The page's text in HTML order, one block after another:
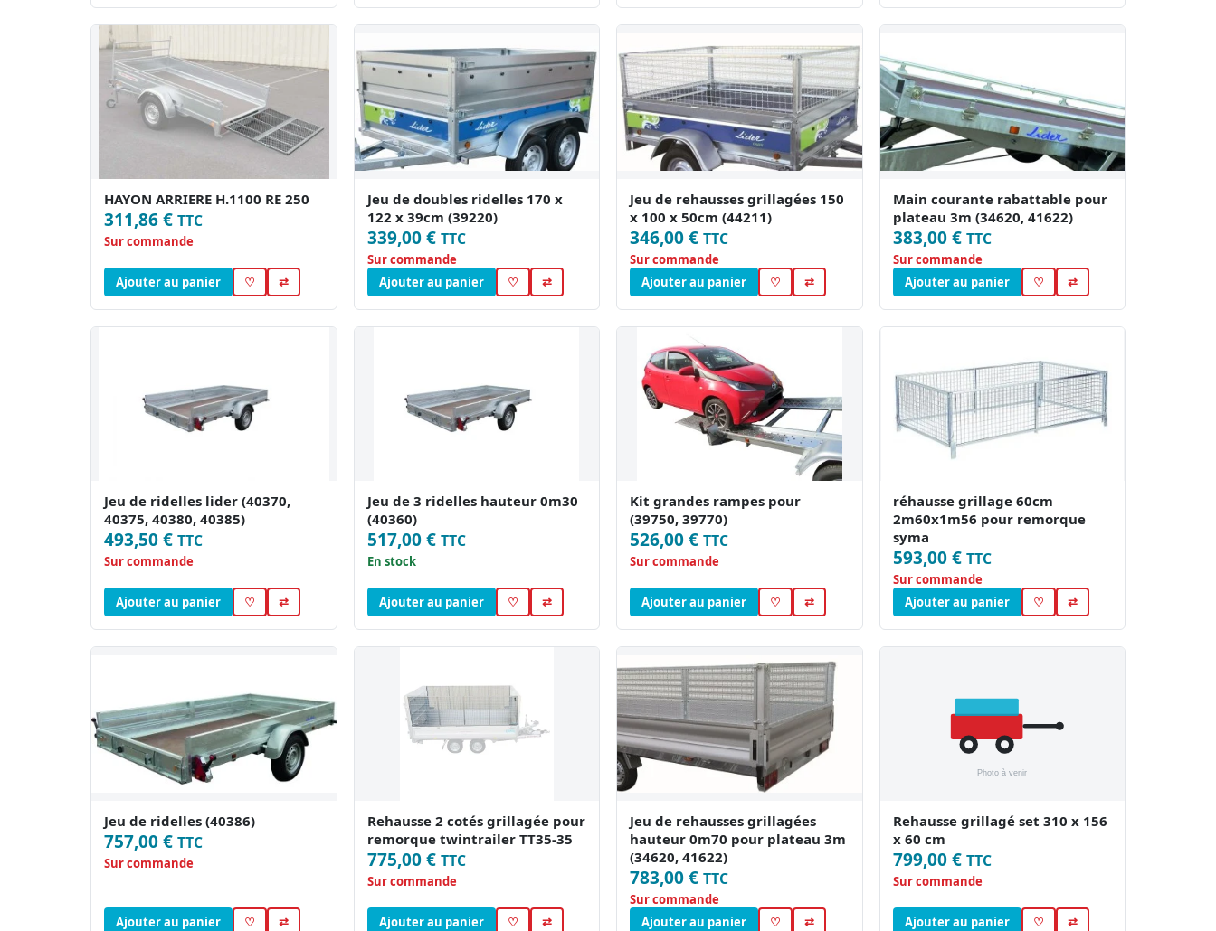
HAYON ARRIERE H.1100 RE 250
311,86 € TTC
Sur commande
Ajouter au panier ♡ ⇄
Jeu de doubles ridelles 170 x
122 x 39cm (39220)
339,00 € TTC
Sur commande
Ajouter au panier
♡ ⇄
Jeu de rehausses grillagées 150
x 100 x 50cm (44211)
346,00 € TTC
Sur commande
Ajouter au panier
♡ ⇄
Main courante rabattable pour
plateau 3m (34620, 41622)
383,00 € TTC
Sur commande
Ajouter au panier
♡ ⇄
Jeu de ridelles lider (40370,
40375, 40380, 40385)
493,50 € TTC
Sur commande
Ajouter au panier ♡ ⇄
Jeu de 3 ridelles hauteur 0m30
(40360)
517,00 € TTC
En stock
Ajouter au panier ♡ ⇄
Kit grandes rampes pour
(39750, 39770)
526,00 € TTC
Sur commande
Ajouter au panier ♡ ⇄
réhausse grillage 60cm
2m60x1m56 pour remorque
syma
593,00 € TTC
Sur commande
Ajouter au panier
♡ ⇄
Jeu de ridelles (40386)
757,00 € TTC
Sur commande
Ajouter au panier ♡ ⇄
Rehausse 2 cotés grillagée pour
remorque twintrailer TT35-35
775,00 € TTC
Sur commande
Ajouter au panier ♡ ⇄
Jeu de rehausses grillagées
hauteur 0m70 pour plateau 3m
(34620, 41622)
783,00 € TTC
Sur commande
Ajouter au panier
♡ ⇄
Rehausse grillagé set 310 x 156
x 60 cm
799,00 € TTC
Sur commande
Ajouter au panier ♡ ⇄